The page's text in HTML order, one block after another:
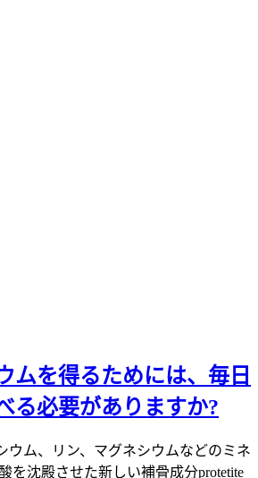
ムを得るためには、毎日
る必要がありますか?
ウム、リン、マグネシウムなどのミネ
を沈殿させた新しい補骨成分protetite